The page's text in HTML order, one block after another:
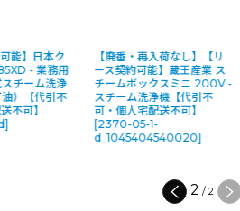
能】日本ク
- 業務用
チーム洗浄
）【代引不
不可】
]
【廃番・再入荷なし】【リ
ース契約可能】蔵王産業 ス
チームボックスミニ 200V -
スチーム洗浄機【代引不
可・個人宅配送不可】
[2370-05-1-
d_1045404540020]
2 / 2